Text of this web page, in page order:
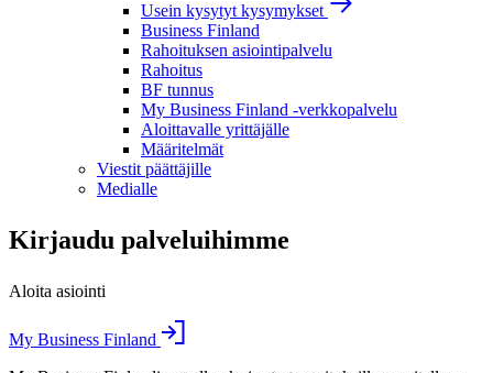
Usein kysytyt kysymykset
Business Finland
Rahoituksen asiointipalvelu
Rahoitus
BF tunnus
My Business Finland -verkkopalvelu
Aloittavalle yrittäjälle
Määritelmät
Viestit päättäjille
Medialle
Kirjaudu palveluihimme
Aloita asiointi
My Business Finland